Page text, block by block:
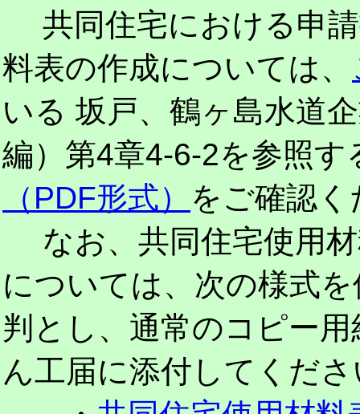
共同住宅における申
料表の作成については、
いる 坂戸、鶴ヶ島水道
編）第4章4-6-2を参照す
（PDF形式） をご確認
なお、共同住宅使用材
については、次の様式
判とし、通常のコピー
ん工届に添付してくだ